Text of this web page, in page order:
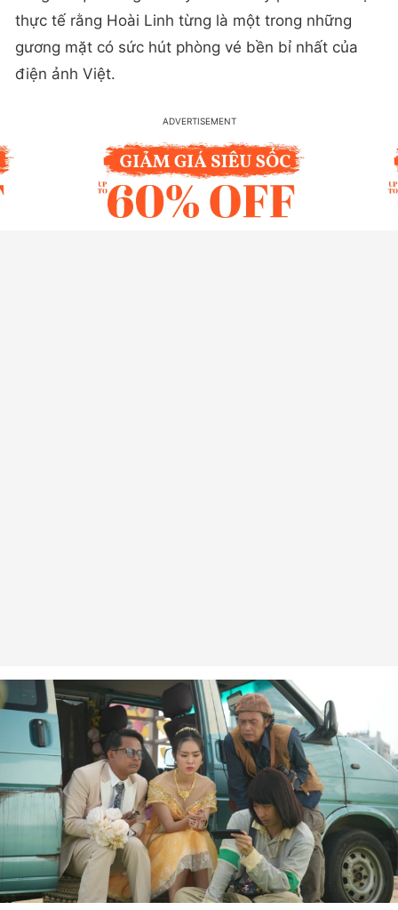
thực tế rằng Hoài Linh từng là một trong những
gương mặt có sức hút phòng vé bền bỉ nhất của
điện ảnh Việt.